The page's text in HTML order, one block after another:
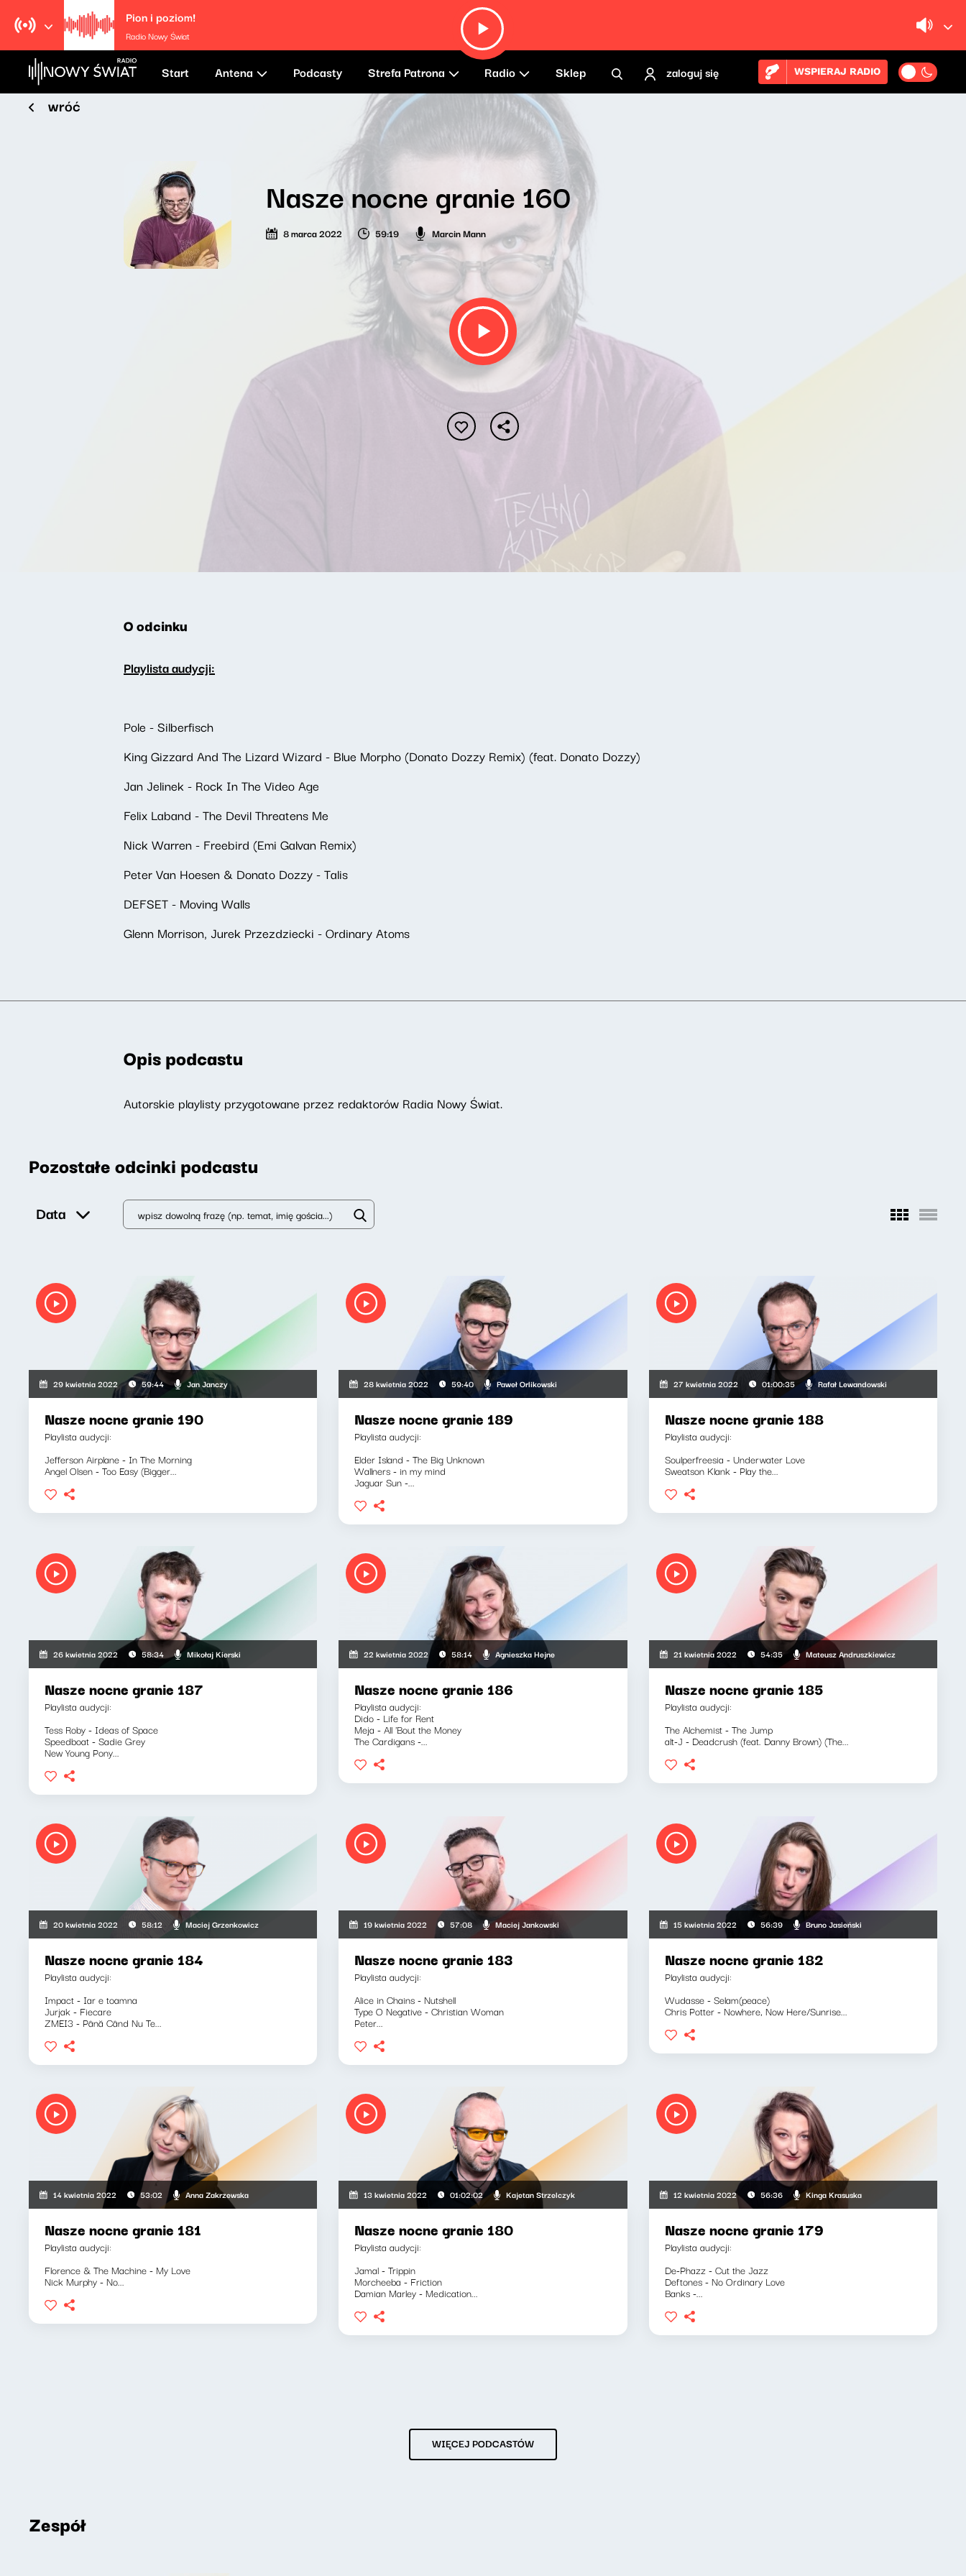
Pion i poziom!
Radio Nowy Świat
Start Antena Podcasty Strefa Patrona Radio Sklep zaloguj się WSPIERAJ RADIO
wróć
Nasze nocne granie 160
8 marca 2022 59:19 Marcin Mann
O odcinku
Playlista audycji:
Pole - Silberfisch
King Gizzard And The Lizard Wizard - Blue Morpho (Donato Dozzy Remix) (feat. Donato Dozzy)
Jan Jelinek - Rock In The Video Age
Felix Laband - The Devil Threatens Me
Nick Warren - Freebird (Emi Galvan Remix)
Peter Van Hoesen & Donato Dozzy - Talis
DEFSET - Moving Walls
Glenn Morrison, Jurek Przezdziecki - Ordinary Atoms
Opis podcastu
Autorskie playlisty przygotowane przez redaktorów Radia Nowy Świat.
Pozostałe odcinki podcastu
Data
29 kwietnia 2022 59:44 Jan Janczy
Nasze nocne granie 190
Playlista audycji:
Jefferson Airplane - In The Morning
Angel Olsen - Too Easy (Bigger...
28 kwietnia 2022 59:40 Paweł Orlikowski
Nasze nocne granie 189
Playlista audycji:
Elder Island - The Big Unknown
Wallners - in my mind
Jaguar Sun -...
27 kwietnia 2022 01:00:35 Rafał Lewandowski
Nasze nocne granie 188
Playlista audycji:
Soulperfreesia - Underwater Love
Sweatson Klank - Play the...
26 kwietnia 2022 58:34 Mikołaj Kierski
Nasze nocne granie 187
Playlista audycji:
Tess Roby - Ideas of Space
Speedboat - Sadie Grey
New Young Pony...
22 kwietnia 2022 58:14 Agnieszka Hejne
Nasze nocne granie 186
Playlista audycji:
Dido - Life for Rent
Meja - All 'Bout the Money
The Cardigans -...
21 kwietnia 2022 54:35 Mateusz Andruszkiewicz
Nasze nocne granie 185
Playlista audycji:
The Alchemist - The Jump
alt-J - Deadcrush (feat. Danny Brown) (The...
20 kwietnia 2022 58:12 Maciej Grzenkowicz
Nasze nocne granie 184
Playlista audycji:
Impact - Iar e toamna
Jurjak - Fiecare
ZMEI3 - Până Când Nu Te...
19 kwietnia 2022 57:08 Maciej Jankowski
Nasze nocne granie 183
Playlista audycji:
Alice in Chains - Nutshell
Type O Negative - Christian Woman
Peter...
15 kwietnia 2022 56:39 Bruno Jasieński
Nasze nocne granie 182
Playlista audycji:
Wudasse - Selam(peace)
Chris Potter - Nowhere, Now Here/Sunrise...
14 kwietnia 2022 53:02 Anna Zakrzewska
Nasze nocne granie 181
Playlista audycji:
Florence & The Machine - My Love
Nick Murphy - No...
13 kwietnia 2022 01:02:02 Kajetan Strzelczyk
Nasze nocne granie 180
Playlista audycji:
Jamal - Trippin
Morcheeba - Friction
Damian Marley - Medication...
12 kwietnia 2022 56:36 Kinga Krasuska
Nasze nocne granie 179
Playlista audycji:
De-Phazz - Cut the Jazz
Deftones - No Ordinary Love
Banks -...
WIĘCEJ PODCASTÓW
Zespół